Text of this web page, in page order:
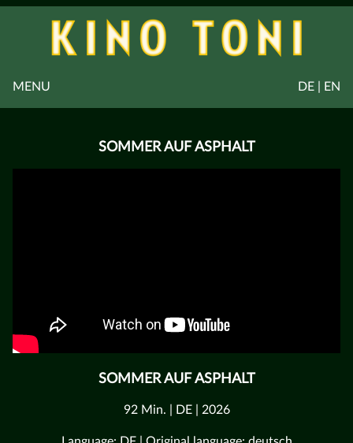
DE | EN
MENU
SOMMER AUF ASPHALT
SOMMER AUF ASPHALT
92 Min. | DE | 2026